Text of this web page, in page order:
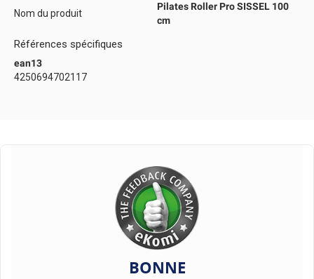
Nom du produit
Pilates Roller Pro SISSEL 100
cm
Références spécifiques
ean13
4250694702117
BONNE